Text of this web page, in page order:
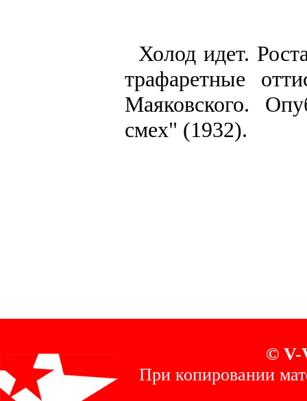
Холод идет.
трафаретные
Маяковского.
смех" (1932).
© V-
При копировании